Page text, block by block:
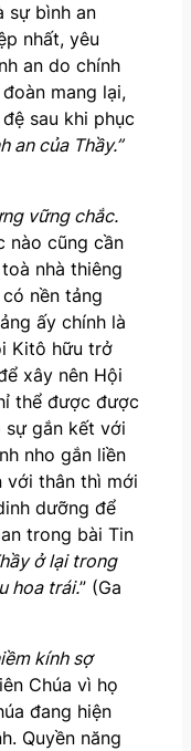
sự bình an
nhất, yêu
an do chính
mang lại,
sau khi phục
an của Thầy.”
vững chắc.
nào cũng cần
nhà thiêng
nền tảng
ấy chính là
Kitô hữu trở
xây nên Hội
thể được được
sự gắn kết với
nho gắn liền
với thân thì mới
dưỡng để
trong bài Tin
ở lại trong
hoa trái.” (Ga
kính sợ
Chúa vì họ
đang hiện
Quyền năng